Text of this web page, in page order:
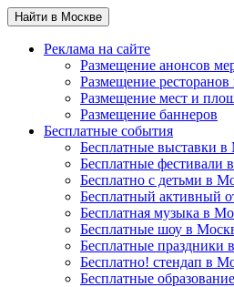
Найти в Москве
Реклама на сайте
Размещение анонсов
Размещение ресторанов
Размещение мест и
Размещение баннеров
Бесплатные события
Бесплатные выставки в
Бесплатные фестивали
Бесплатно с детьми в
Бесплатный активный
Бесплатная музыка в
Бесплатные шоу в
Бесплатные праздники
Бесплатно! стендап в
Бесплатные